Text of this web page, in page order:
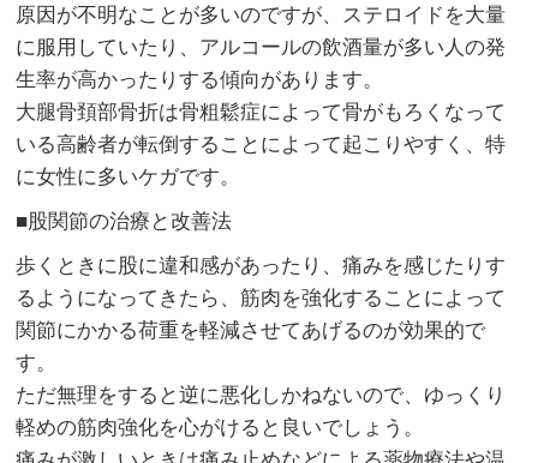
原因が不明なことが多いのですが、ステロイドを大量
に服用していたり、アルコールの飲酒量が多い人の発
生率が高かったりする傾向があります。
大腿骨頚部骨折は骨粗鬆症によって骨がもろくなって
いる高齢者が転倒することによって起こりやすく、特
に女性に多いケガです。
■股関節の治療と改善法
歩くときに股に違和感があったり、痛みを感じたりす
るようになってきたら、筋肉を強化することによって
関節にかかる荷重を軽減させてあげるのが効果的で
す。
ただ無理をすると逆に悪化しかねないので、ゆっくり
軽めの筋肉強化を心がけると良いでしょう。